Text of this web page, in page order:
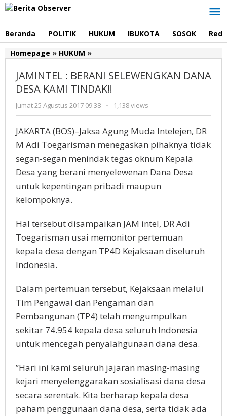
Lewati
Beranda POLITIK HUKUM IBUKOTA SOSOK
Homepage » HUKUM »
BERANI
SELEWENGKAN
DANA
DESA
KAMI
TINDAK!!
JAMINTEL : BERANI SELEWENGKAN DANA
DESA KAMI TINDAK!!
Jumat 25 Agustus 2017 09:38
oleh
Redaksi
- 1,138 views
JAKARTA (BOS)–Jaksa Agung Muda Intelejen, DR
M Adi Toegarisman menegaskan pihaknya tidak
segan-segan menindak tegas oknum Kepala
Desa yang berani menyelewenan Dana Desa
untuk kepentingan pribadi maupun
kelompoknya.
Hal tersebut disampaikan JAM intel, DR Adi
Toegarisman usai memonitor pertemuan
kepala desa dengan TP4D Kejaksaan diseluruh
Indonesia.
Dalam pertemuan tersebut, Kejaksaan melalui
Tim Pengawal dan Pengaman dan
Pembangunan (TP4) telah mengumpulkan
sekitar 74.954 kepala desa seluruh Indonesia
untuk mencegah penyalahgunaan dana desa.
”Hari ini kami seluruh jajaran masing-masing
kejari menyelenggarakan sosialisasi dana desa
secara serentak. Kita berharap kepala desa
paham penggunaan dana desa, serta tidak ada